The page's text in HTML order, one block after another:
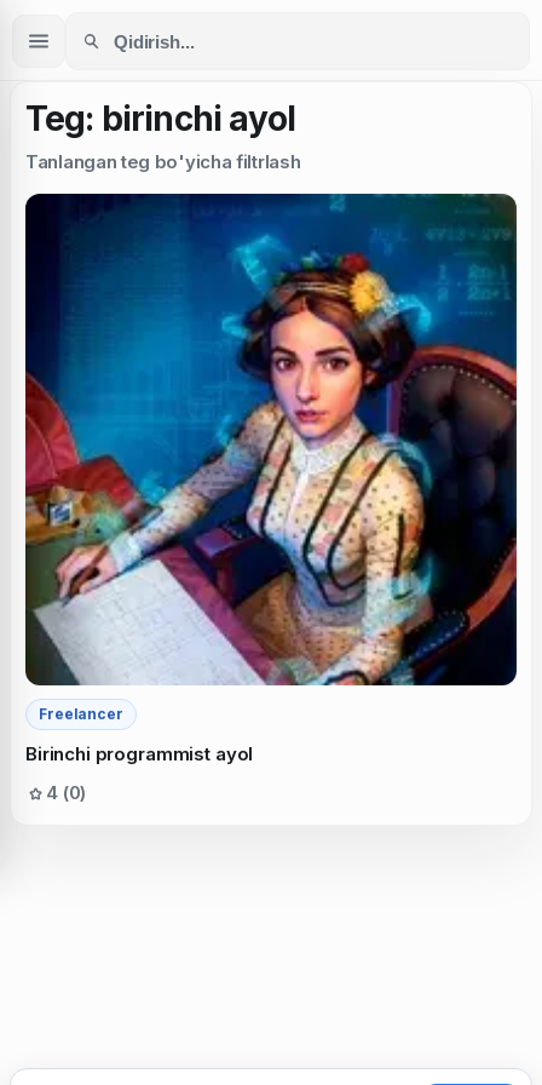
Teg: birinchi ayol
Tanlangan teg bo'yicha filtrlash
Freelancer
Birinchi programmist ayol
4 (0)